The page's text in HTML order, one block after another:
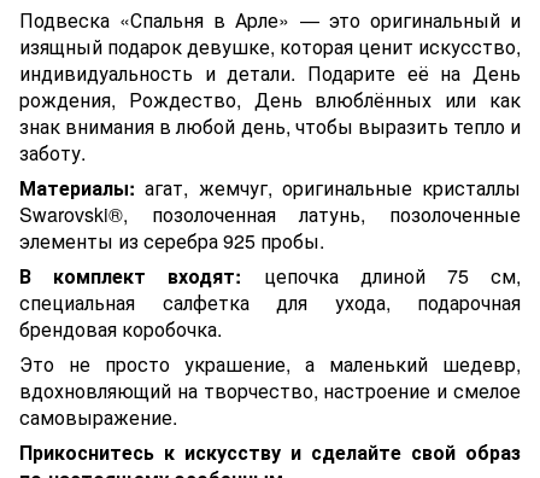
Подвеска «Спальня в Арле» — это оригинальный и
изящный подарок девушке, которая ценит искусство,
индивидуальность и детали. Подарите её на День
рождения, Рождество, День влюблённых или как
знак внимания в любой день, чтобы выразить тепло и
заботу.
Материалы:агат, жемчуг, оригинальные кристаллы
Swarovski®, позолоченная латунь, позолоченные
элементы из серебра 925 пробы.
В комплект входят: цепочка длиной 75 см,
специальная салфетка для ухода, подарочная
брендовая коробочка.
Это не просто украшение, а маленький шедевр,
вдохновляющий на творчество, настроение и смелое
самовыражение.
Прикоснитесь к искусству и сделайте свой образ